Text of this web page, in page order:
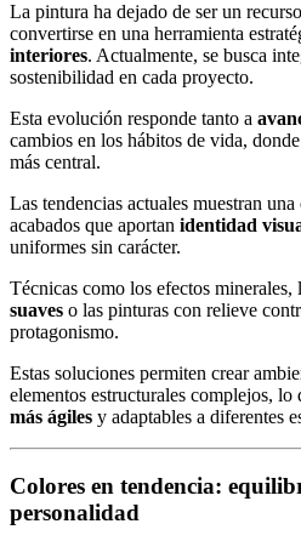
La pintura ha dejado de ser un
convertirse en una herramienta
interiores. Actualmente, se busca
sostenibilidad en cada proyecto.
Esta evolución responde tanto a
cambios en los hábitos de vida,
más central.
Las tendencias actuales muestran
acabados que aportan identidad
uniformes sin carácter.
Técnicas como los efectos minerales,
suaves o las pinturas con relieve
protagonismo.
Estas soluciones permiten crear
elementos estructurales complejos, lo
más ágiles y adaptables a diferentes
Colores en tendencia:
personalidad